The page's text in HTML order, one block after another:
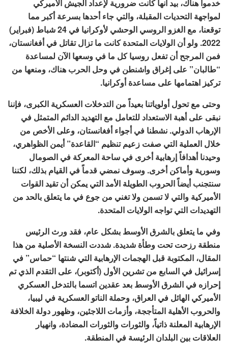
خدموا هناك، بيد أنها كانت ضرورية لإعداد الجيش الأميركي
لمواجهة التحديات المقبلة، والتي جاء أحدها بسرعة أكبر مما
توقعنا، مع الغزو الروسي الوحشي لأوكرانيا في 24 شباط (فبراير)
2022. ولو أن الولايات المتحدة كانت ما تزال تقاتل في أفغانستان،
فمن المرجح أن تفعل روسيا كل ما في وسعها الآن لمساعدة
“طالبان” على إغراق واشنطن في وحل الحرب هناك، ومنعها من
تركيز اهتمامها على مساعدة أوكرانيا.
وحتى مع تحول أولوياتنا بعيداً من التدخلات العسكرية الكبرى، فإننا
نبقى على أهبة الاستعداد للتعامل مع التهديد الدائم المتمثل في
الإرهاب الدولي. نشطنا في أجواء أفغانستان، وعلى الأخص من
خلال العملية التي صفت زعيم تنظيم “القاعدة” أيمن الظواهري،
وحيدنا أهدافاً إرهابية أخرى في ساحة المعركة في الصومال
وسورية وأماكن أخرى. وسوف نمضي قدماً في القيام بذلك، لكننا
سنتجنب أيضاً الحروب الطويلة الأمد التي يمكن أن تقيد القوات
الأميركية والتي لا تسمن ولا تغني من جوع في ما يتعلق بالحد من
التهديدات التي تواجه الولايات المتحدة.
وفي ما يتعلق بالشرق الأوسط بشكل عام، فقد ورث الرئيس
منطقة رزحت تحت وطأة شديدة. شددت النسخة الأصلية من هذا
المقال، المكتوبة قبل الهجمات الإرهابية التي شنتها “حماس” في
إسرائيل في السابع من تشرين الأول (أكتوبر)، على التقدم الذي تم
إحرازه في الشرق الأوسط بعد عقدين اتسما بالتدخل العسكري
الأميركي الهائل في العراق، وحملة الناتو العسكرية في ليبيا،
والحروب الأهلية المتأججة، وأزمات اللاجئين، وظهور دولة الخلافة
الإرهابية المعلنة ذاتياً، والثورات والثورات المضادة، وانهيار
العلاقات بين البلدان الرئيسة في المنطقة.